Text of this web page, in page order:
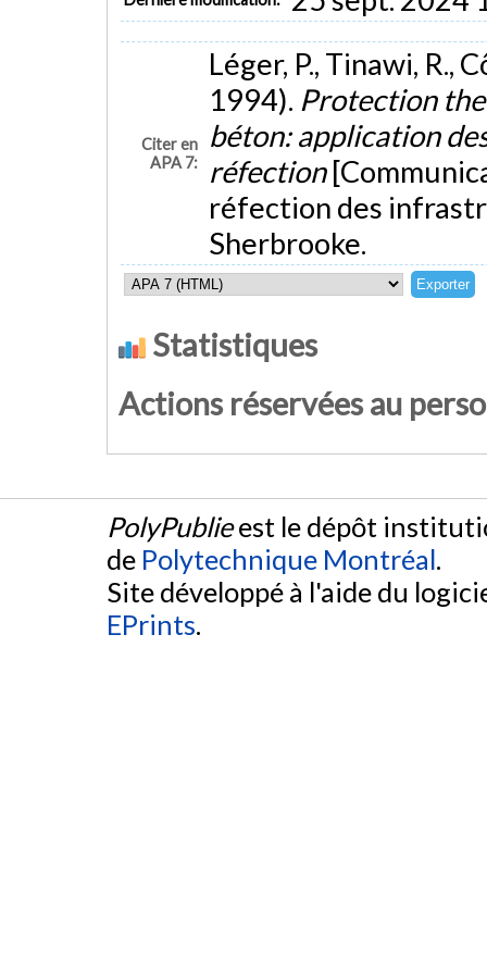
Citer en
APA 7:
Léger, P., Tinawi, R.,
1994). Protection
béton: application
réfection
réfection des
Sherbrooke.
Statistiques
Actions réservées au
PolyPublieest le dépôt
de Polytechnique Montréal.
Site développé à l'aide du
EPrints.